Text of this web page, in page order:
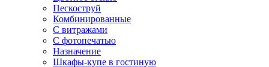
Пескоструй
Комбинированные
С витражами
С фотопечатью
Назначение
Шкафы-купе в гостиную